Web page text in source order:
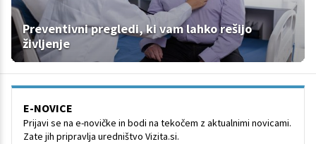
Preventivni pregledi, ki vam lahko rešijo
življenje
E-NOVICE
Prijavi se na e-novičke in bodi na tekočem z aktualnimi novicami.
Zate jih pripravlja uredništvo Vizita.si.